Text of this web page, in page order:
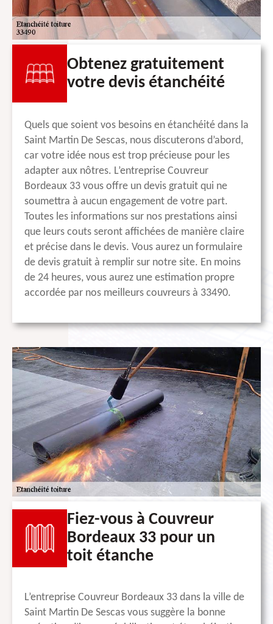
Obtenez gratuitement
votre devis étanchéité
Quels que soient vos besoins en étanchéité dans la
Saint Martin De Sescas, nous discuterons d’abord,
car votre idée nous est trop précieuse pour les
adapter aux nôtres. L’entreprise Couvreur
Bordeaux 33 vous offre un devis gratuit qui ne
soumettra à aucun engagement de votre part.
Toutes les informations sur nos prestations ainsi
que leurs couts seront affichées de manière claire
et précise dans le devis. Vous aurez un formulaire
de devis gratuit à remplir sur notre site. En moins
de 24 heures, vous aurez une estimation propre
accordée par nos meilleurs couvreurs à 33490.
Fiez-vous à Couvreur
Bordeaux 33 pour un
toit étanche
L’entreprise Couvreur Bordeaux 33 dans la ville de
Saint Martin De Sescas vous suggère la bonne